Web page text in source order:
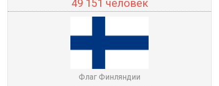
49 151 человек
Флаг Финляндии